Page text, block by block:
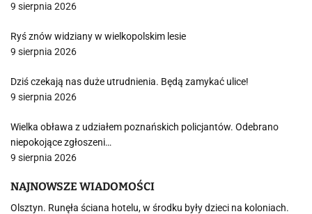
9 sierpnia 2026
Ryś znów widziany w wielkopolskim lesie
9 sierpnia 2026
Dziś czekają nas duże utrudnienia. Będą zamykać ulice!
9 sierpnia 2026
Wielka obława z udziałem poznańskich policjantów. Odebrano
niepokojące zgłoszeni…
9 sierpnia 2026
NAJNOWSZE WIADOMOŚCI
Olsztyn. Runęła ściana hotelu, w środku były dzieci na koloniach.